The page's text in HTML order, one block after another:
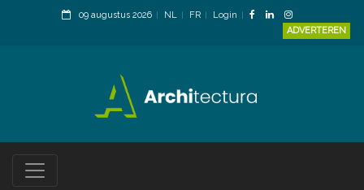
09 augustus 2026 NL FR
Login
ADVERTEREN